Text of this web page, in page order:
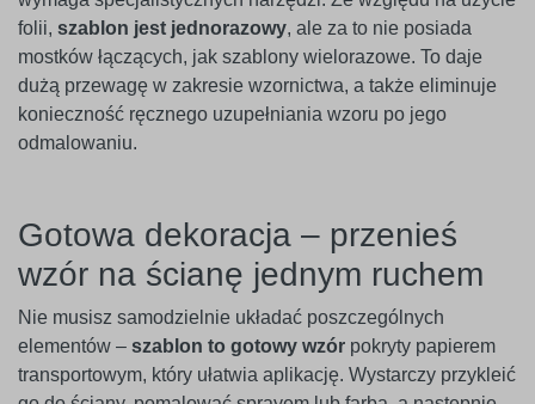
folii, szablon jest jednorazowy, ale za to nie posiada
mostków łączących, jak szablony wielorazowe. To daje
dużą przewagę w zakresie wzornictwa, a także eliminuje
konieczność ręcznego uzupełniania wzoru po jego
odmalowaniu.
Gotowa dekoracja – przenieś
wzór na ścianę jednym ruchem
Nie musisz samodzielnie układać poszczególnych
elementów – szablon to gotowy wzór pokryty papierem
transportowym, który ułatwia aplikację. Wystarczy przykleić